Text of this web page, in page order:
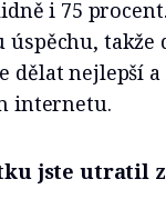
i 75
dělat nejlepší
internetu.
jste utratil